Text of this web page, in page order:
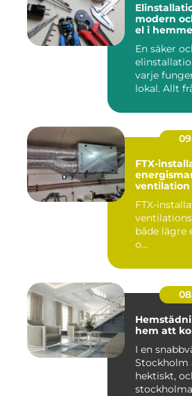
Elinstallation
modern
el i
En säker
varje
lokal. Allt
FTX-
ventilation
FTX-
både lägre
o...
hem att
I en
Stockholm
hektiskt,